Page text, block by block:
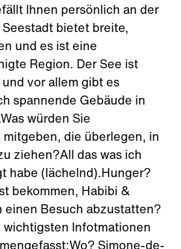
Ihnen persönlich an der
bietet breite,
und es ist eine
Region. Der See ist
vor allem gibt es
spannende Gebäude in
würden Sie
mitgeben, die überlegen, in
ziehen?All das was ich
habe (lächelnd).Hunger?
bekommen, Habibi &
einen Besuch abzustatten?
wichtigsten Infotmationen
Simone-de-